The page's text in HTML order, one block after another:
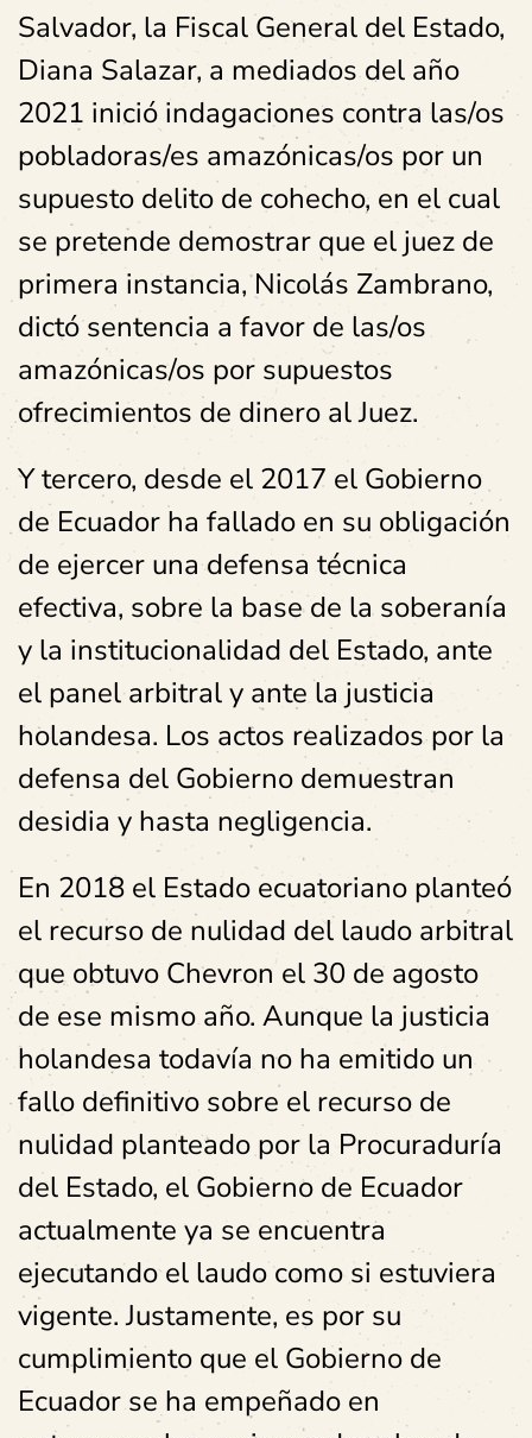
Salvador, la Fiscal General del Estado,
Diana Salazar, a mediados del año
2021 inició indagaciones contra las/os
pobladoras/es amazónicas/os por un
supuesto delito de cohecho, en el cual
se pretende demostrar que el juez de
primera instancia, Nicolás Zambrano,
dictó sentencia a favor de las/os
amazónicas/os por supuestos
ofrecimientos de dinero al Juez.
Y tercero, desde el 2017 el Gobierno
de Ecuador ha fallado en su obligación
de ejercer una defensa técnica
efectiva, sobre la base de la soberanía
y la institucionalidad del Estado, ante
el panel arbitral y ante la justicia
holandesa. Los actos realizados por la
defensa del Gobierno demuestran
desidia y hasta negligencia.
En 2018 el Estado ecuatoriano planteó
el recurso de nulidad del laudo arbitral
que obtuvo Chevron el 30 de agosto
de ese mismo año. Aunque la justicia
holandesa todavía no ha emitido un
fallo definitivo sobre el recurso de
nulidad planteado por la Procuraduría
del Estado, el Gobierno de Ecuador
actualmente ya se encuentra
ejecutando el laudo como si estuviera
vigente. Justamente, es por su
cumplimiento que el Gobierno de
Ecuador se ha empeñado en